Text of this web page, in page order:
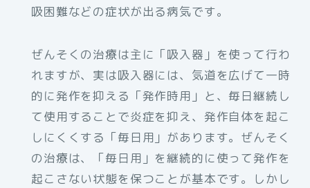
吸困難などの症状が出る病気です。
ぜんそくの治療は主に「吸入器」を使って行わ
れますが、実は吸入器には、気道を広げて一時
的に発作を抑える「発作時用」と、毎日継続し
て使用することで炎症を抑え、発作自体を起こ
しにくくする「毎日用」があります。ぜんそく
の治療は、「毎日用」を継続的に使って発作を
起こさない状態を保つことが基本です。しかし